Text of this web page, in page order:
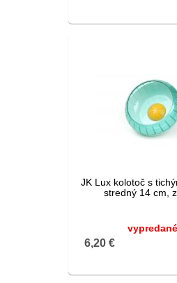
JK Lux kolotoč s
stredný 14 cm,
vypredané
6,20 €